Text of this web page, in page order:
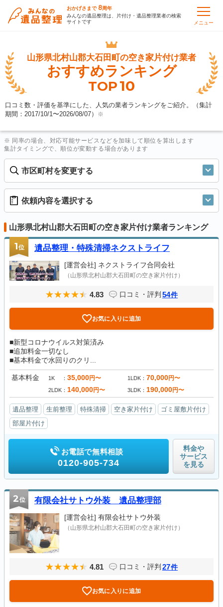
おかげさまで 8周年
みんなの遺品整理は、片付け・遺品整理業者の検索
サイトです
メニュー
山形県北村山郡大石田町の空き家片付け業者
おすすめランキング
TOP10
口コミ数・評価を基準にした、人気の業者ランキングをご紹介。（集計
期間：2017/10/1〜2026/08/07） ※
※ 同率の場合、対応可能サービスなどを加味して順位を算出します
集計タイミングで、順位が変動する場合があります
市区町村を変更する
依頼内容を選択する
山形県北村山郡大石田町の空き家片付け業者ランキング
1位 遺品整理・特殊清掃ネクストライフ
[運営会社] ネクストライフ合同会社
（山形県北村山郡大石田町の空き家片付け）
4.83 口コミ・評判 54件
お気に入りに追加
■新型コロナウイルス対策済み
■追加料金一切なし
■基本料金で水回りのクリ...
基本料金 1K 35,000円〜 1LDK 70,000円〜
2LDK 140,000円〜 3LDK 190,000円〜
遺品整理 生前整理 特殊清掃 空き家片付け
ゴミ屋敷片付け
部屋片付け
お電話で無料相談
0120-905-734
料金や
サービス
を見る
2位 有限会社サトウ外装 遺品整理部
[運営会社] 有限会社サトウ外装
（山形県北村山郡大石田町の空き家片付け）
4.81 口コミ・評判 27件
お気に入りに追加